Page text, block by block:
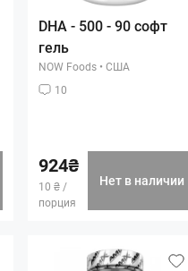
DHA - 500 - 90 софт
гель
NOW Foods • США
10
924₴
10 ₴ /
порция
Нет в наличии